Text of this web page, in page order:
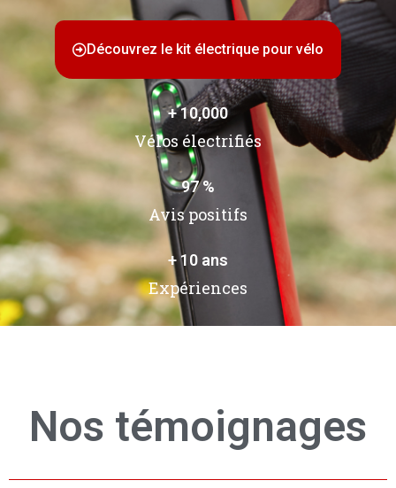
Découvrez le kit électrique pour vélo
Vélos électrifiés
+ 10,000
Avis positifs
97 %
Expériences
+ 10 ans
Nos témoignages